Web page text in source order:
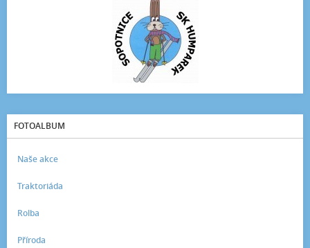
FOTOALBUM
Naše akce
Traktoriáda
Rolba
Příroda